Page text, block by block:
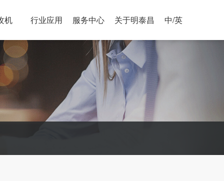
机 行业应用 服务中心 关于明泰昌 中/英